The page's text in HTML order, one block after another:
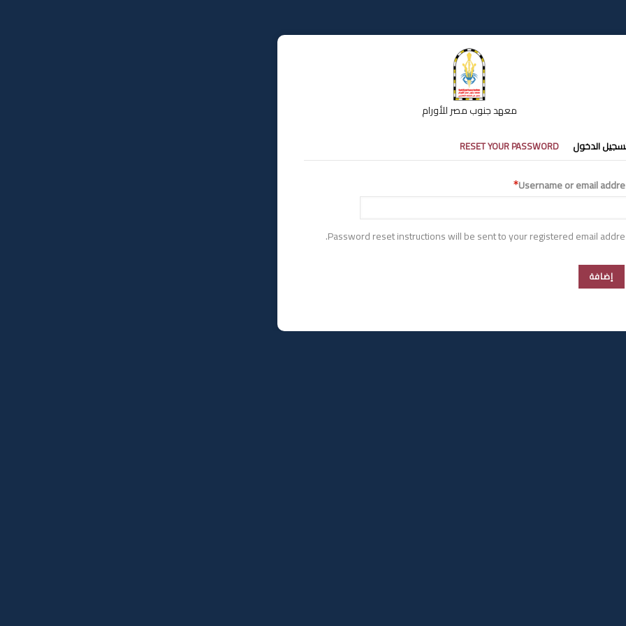
معهد جنوب مصر للأورام
الدخول RESET YOUR PASSWORD
Username or email
Password reset instructions will be sent to your registered email